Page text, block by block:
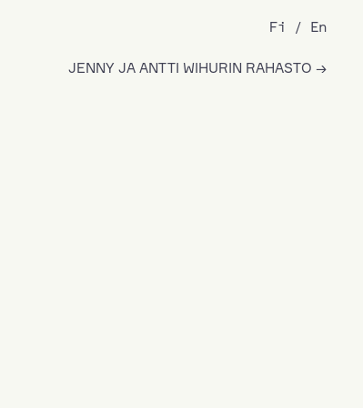
JENNY JA ANTTI WIHURIN RAHASTO
Fi En